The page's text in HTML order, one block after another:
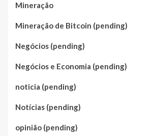
Mineração
Mineração de Bitcoin (pending)
Negócios (pending)
Negócios e Economia (pending)
noticia (pending)
Notícias (pending)
opinião (pending)